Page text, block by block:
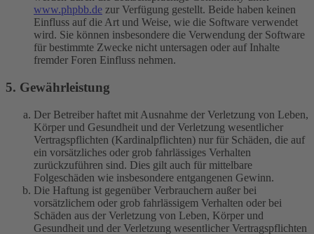
www.phpbb.de zur Verfügung gestellt. Beide haben keinen
Einfluss auf die Art und Weise, wie die Software verwendet
wird. Sie können insbesondere die Verwendung der Software
für bestimmte Zwecke nicht untersagen oder auf Inhalte
fremder Foren Einfluss nehmen.
5. Gewährleistung
Der Betreiber haftet mit Ausnahme der Verletzung von Leben,
Körper und Gesundheit und der Verletzung wesentlicher
Vertragspflichten (Kardinalpflichten) nur für Schäden, die auf
ein vorsätzliches oder grob fahrlässiges Verhalten
zurückzuführen sind. Dies gilt auch für mittelbare
Folgeschäden wie insbesondere entgangenen Gewinn.
Die Haftung ist gegenüber Verbrauchern außer bei
vorsätzlichem oder grob fahrlässigem Verhalten oder bei
Schäden aus der Verletzung von Leben, Körper und
Gesundheit und der Verletzung wesentlicher Vertragspflichten